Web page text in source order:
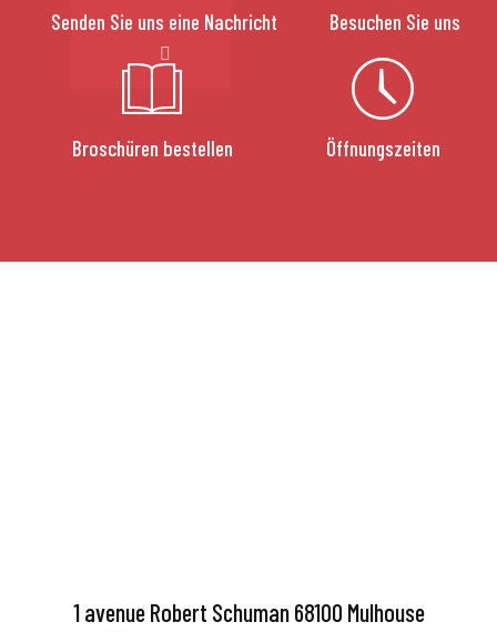
Senden Sie uns eine Nachricht Besuchen Sie uns
Broschüren bestellen Öffnungszeiten
1 avenue Robert Schuman 68100 Mulhouse